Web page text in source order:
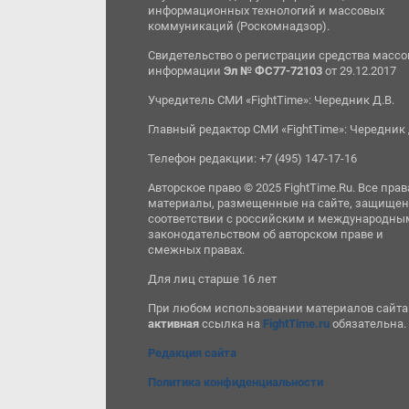
информационных технологий и массовых
коммуникаций (Роскомнадзор).
Свидетельство о регистрации средства
информацииЭл № ФС77-72103 от 29.12.2017
Учредитель СМИ «FightTime»: Чередник Д.В.
Главный редактор СМИ «FightTime»: Чередник
Телефон редакции: +7 (495) 147-17-16
Авторское право © 2025 FightTime.Ru. Все
материалы, размещенные на сайте,
соответствии с российским и
законодательством об авторском праве и
смежных правах.
Для лиц старше 16 лет
При любом использовании материалов сайта
активная ссылка на FightTime.ru обязательна.
Редакция сайта
Политика конфиденциальности